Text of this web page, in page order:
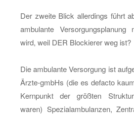
Der zwei­te Blick al­ler­dings führt
am­bu­lan­te
wird, weil DER Blo­ckie­rer weg ist?
Die am­bu­lan­te Ver­sor­gung ist
Ärz­te-gmb­Hs (die es de­fac­to
Kern­punkt der größ­ten
waren) Spe­zi­al­am­bu­lan­zen,